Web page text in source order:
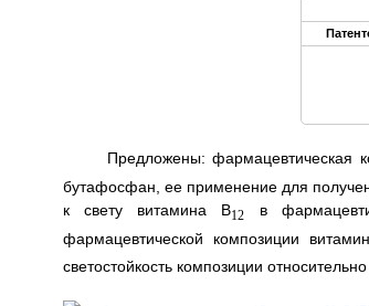
Предложены: фармацевтическая
бутафосфан, ее применение для
к свету витамина B12
в
фармацевтической композиции
светостойкость композиции